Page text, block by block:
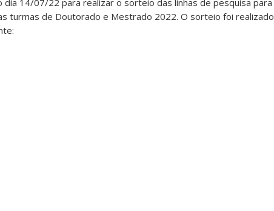
dia 14/07/22 para realizar o sorteio das linhas de pesquisa para
turmas de Doutorado e Mestrado 2022. O sorteio foi realizado